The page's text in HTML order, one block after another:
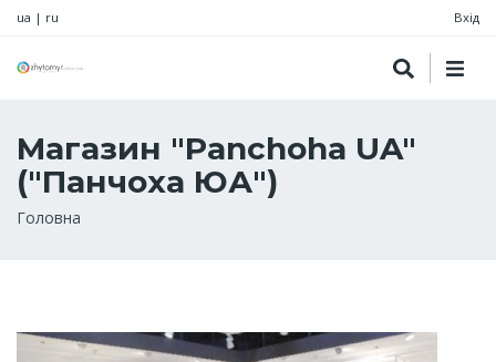
ua | ru Вхід
Магазин "Panchoha UA"
("Панчоха ЮА")
Рядок
Головна